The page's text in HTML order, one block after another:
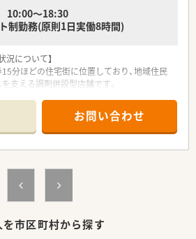
年収】
験3年程度の方の場合、住宅手当や薬剤師手
での経験が豊富な方の場合は、これまでの
度から年収550万円前後となるケースも多
な給与基準が設けられているため、勤務地に
する不安がなく安定した生活設計を立てられ
10:00～18:30
制勤務(原則1日実働8時間)
況について】
分ほどの住宅街に位置しており、地域住民
支える調剤併設型店舗です。
付けており、多岐にわたる科目を経験できま
制ですが、処方箋枚数の増加や体制強化に
員の方を急募しております。
】
くりと聴く傾聴の姿勢を大切にできる方が、
厚い育児支援制度を活用し、ライフイベント
お問い合わせ
市区町村から探す